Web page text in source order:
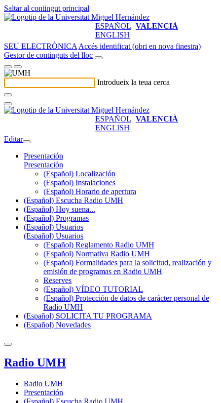
Saltar al contingut principal
ESPAÑOL VALENCIÀ
ENGLISH
SEU ELECTRÒNICA Accés identificat (obri en nova finestra)
Gestor de continguts del lloc
Introdueix la teua cerca
ESPAÑOL VALENCIÀ
ENGLISH
Editar
Presentación
Presentación
(Español) Localización
(Español) Instalaciones
(Español) Horario de apertura
(Español) Escucha Radio UMH
(Español) Hoy suena...
(Español) Programas
(Español) Usuarios
(Español) Usuarios
(Español) Reglamento Radio UMH
(Español) Normativa Radio UMH
(Español) Formalidades para la solicitud, realización y
emisión de programas en Radio UMH
Reserves
(Español) VÍDEO TUTORIAL
(Español) Protección de datos de carácter personal de
Radio UMH
(Español) SOLICITA TU PROGRAMA
(Español) Novedades
Radio UMH
Radio UMH
Presentación
(Español) Escucha Radio UMH